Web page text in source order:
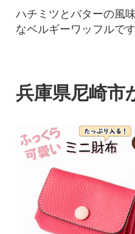
ハチミツとバターの風
なベルギーワッフルです
兵庫県尼崎市